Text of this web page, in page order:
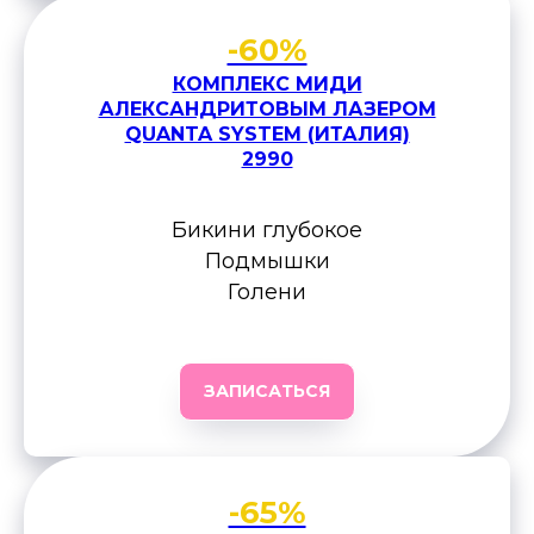
-60%
КОМПЛЕКС МИДИ
АЛЕКСАНДРИТОВЫМ ЛАЗЕРОМ
QUANTA SYSTEM (ИТАЛИЯ)
2990
Бикини глубокое
Подмышки
Голени
ЗАПИСАТЬСЯ
-65%